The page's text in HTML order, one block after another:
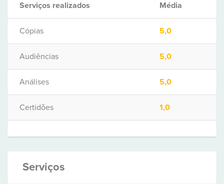
Serviços realizados Média
Cópias 5,0
Audiências 5,0
Análises 5,0
Certidões 1,0
Serviços